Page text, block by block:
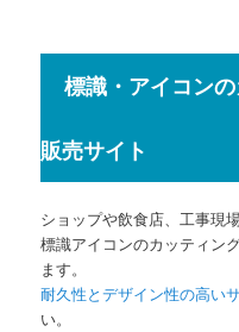
標識・アイコン
販売サイト
ショップや飲食店、工事現
標識アイコンのカッティン
ます。
耐久性とデザイン性の高い
い。